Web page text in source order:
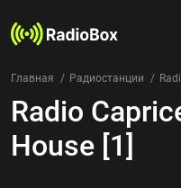
Радиостанции
Жанры
Страны
Главная Радиостанции
Radio
House [1]